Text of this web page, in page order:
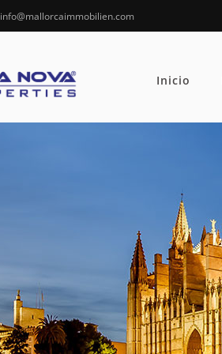
info@mallorcaimmobilien.com
Inicio